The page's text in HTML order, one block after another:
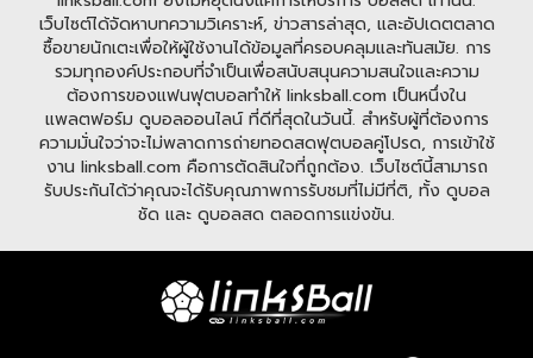
เว็บไซต์ได้จัดหาบทความวิเคราะห์, ข่าวสารล่าสุด, และอัปเดตตลาด
ซื้อขายนักเตะเพื่อให้ผู้ใช้งานได้ข้อมูลที่ครอบคลุมและทันสมัย. การ
รวมทุกองค์ประกอบที่จำเป็นเพื่อสนับสนุนความสนใจและความ
ต้องการของแฟนฟุตบอลทำให้ linksball.com เป็นหนึ่งใน
แพลตฟอร์ม ดูบอลออนไลน์ ที่ดีที่สุดในวันนี้. สำหรับผู้ที่ต้องการ
ความมั่นใจว่าจะไม่พลาดการถ่ายทอดสดฟุตบอลคู่โปรด, การเข้าใช้
งาน linksball.com คือการตัดสินใจที่ถูกต้อง. เว็บไซต์นี้สามารถ
รับประกันได้ว่าคุณจะได้รับคุณภาพการรับชมที่ไม่มีที่ติ, ทั้ง ดูบอล
ชัด และ ดูบอลสด ตลอดการแข่งขัน.